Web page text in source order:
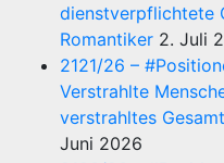
dienstverpflichtete
Romantiker 2. Juli
2121/26 –
Verstrahlte
verstrahltes
Juni 2026